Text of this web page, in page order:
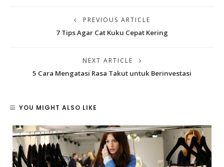
PREVIOUS ARTICLE
7 Tips Agar Cat Kuku Cepat Kering
NEXT ARTICLE
5 Cara Mengatasi Rasa Takut untuk Berinvestasi
YOU MIGHT ALSO LIKE